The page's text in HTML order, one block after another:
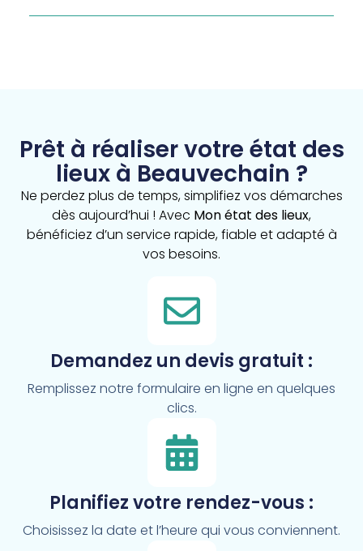
Prêt à réaliser votre état des
lieux à Beauvechain ?
Ne perdez plus de temps, simplifiez vos démarches
dès aujourd’hui ! Avec Mon état des lieux,
bénéficiez d’un service rapide, fiable et adapté à
vos besoins.
Demandez un devis gratuit :
Remplissez notre formulaire en ligne en quelques
clics.
Planifiez votre rendez-vous :
Choisissez la date et l’heure qui vous conviennent.